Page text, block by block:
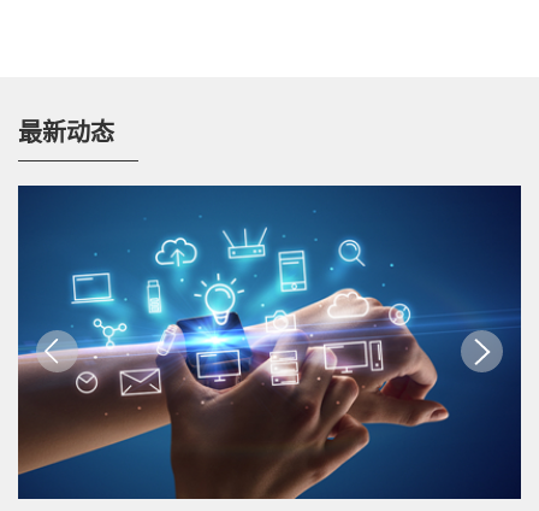
最新动态